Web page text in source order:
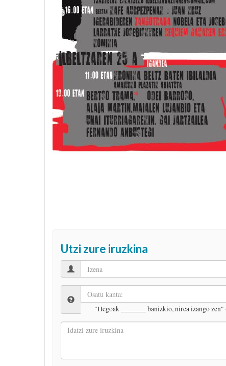
Utzi zure iruzkina
"Hegoak _______ banizkio, nirea izango
Idatzi